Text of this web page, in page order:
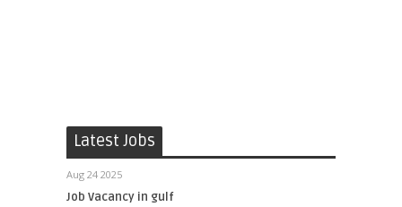
Latest Jobs
Aug 24 2025
Job Vacancy in gulf